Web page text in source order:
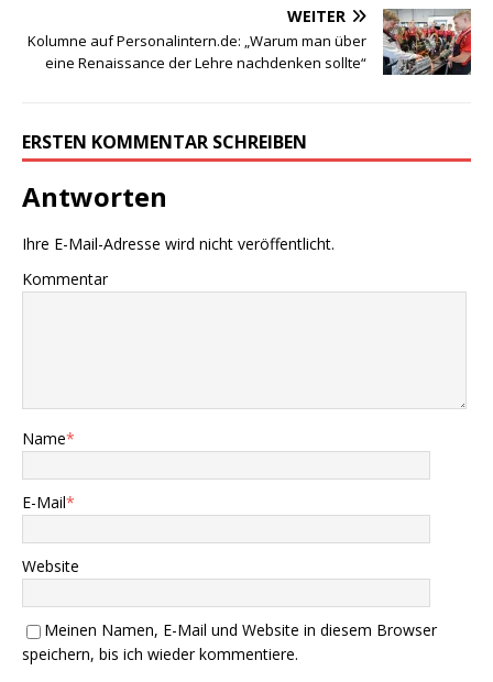
WEITER
Kolumne auf Personalintern.de: „Warum man über
eine Renaissance der Lehre nachdenken sollte“
ERSTEN KOMMENTAR SCHREIBEN
Antworten
Ihre E-Mail-Adresse wird nicht veröffentlicht.
Kommentar
Name*
E-Mail*
Website
Meinen Namen, E-Mail und Website in diesem Browser
speichern, bis ich wieder kommentiere.